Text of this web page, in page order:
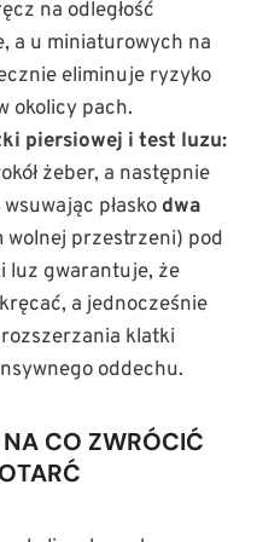
na odległość
a u miniaturowych na
eliminuje ryzyko
okolicy pach.
piersiowej i test luzu:
żeber, a następnie
płasko dwa
wolnej przestrzeni) pod
luz gwarantuje, że
a jednocześnie
klatki
oddechu.
CO ZWRÓCIĆ